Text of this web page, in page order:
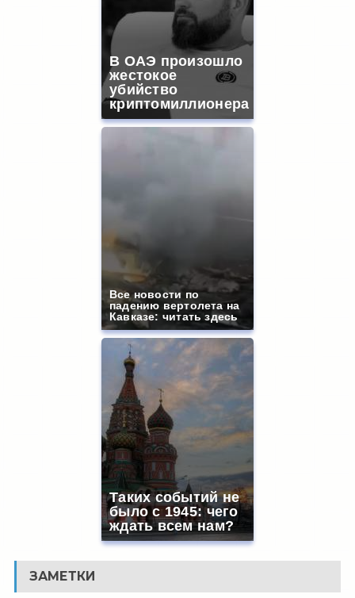
В ОАЭ произошло
жестокое
убийство
криптомиллионера
Все новости по
падению вертолета на
Кавказе: читать здесь
Таких событий не
было с 1945: чего
ждать всем нам?
ЗАМЕТКИ